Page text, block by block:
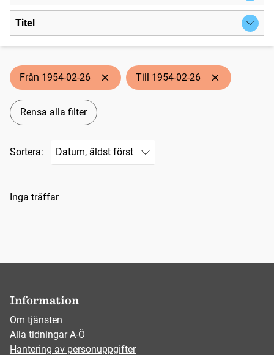
Titel
Från 1954-02-26 Till 1954-02-26
Rensa alla filter
Sortera:
Sökresultat
Inga träffar
Information
Om tjänsten
Alla tidningar A-Ö
Hantering av personuppgifter